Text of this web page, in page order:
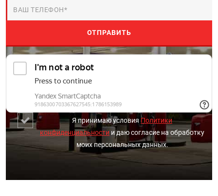
Я принимаю условия Политики
конфиденциальности и даю согласие на обработку
моих персональных данных.